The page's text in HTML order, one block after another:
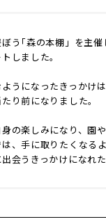
う｢森の本棚」を主
しました。
うになったきっかけ
り前になりました。
の楽しみになり、園
、手に取りたくなる
会うきっかけになれた